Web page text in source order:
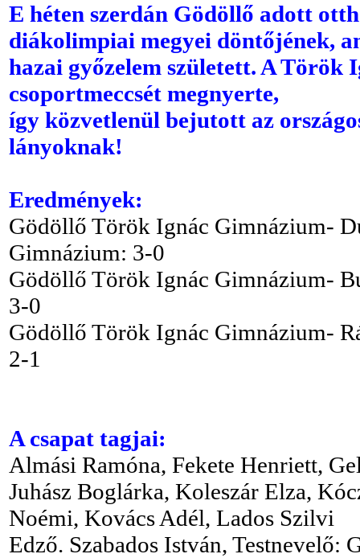
E héten szerdán Gödöllő adott
diákolimpiai megyei döntőjének,
hazai győzelem született. A
csoportmeccsét megnyerte,
így közvetlenül bejutott az
lányoknak!
Eredmények:
Gödöllő Török Ignác Gimnázium-
Gimnázium: 3-0
Gödöllő Török Ignác Gimnázium-
3-0
Gödöllő Török Ignác Gimnázium-
2-1
A csapat tagjai:
Almási Ramóna, Fekete Henriett,
Juhász Boglárka, Koleszár Elza,
Noémi, Kovács Adél, Lados Szilvi
Edző. Szabados István, Testnevelő: